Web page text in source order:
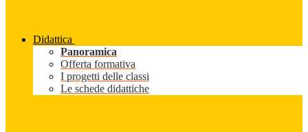
Didattica
Panoramica
Offerta formativa
I progetti delle classi
Le schede didattiche